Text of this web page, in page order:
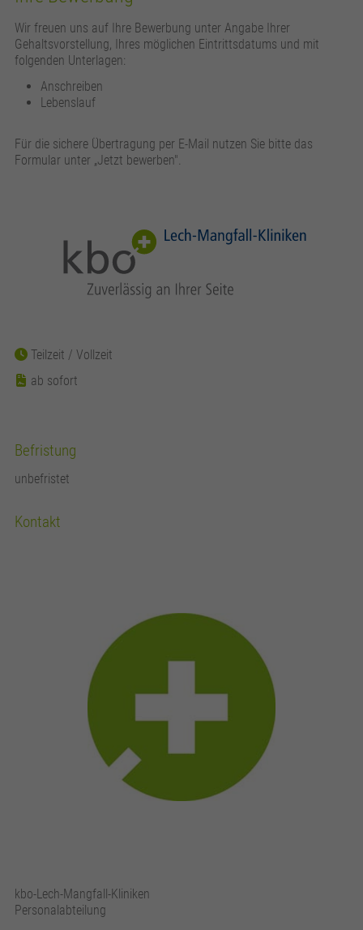
Wir freuen uns auf Ihre Bewerbung unter Angabe Ihrer
Gehaltsvorstellung, Ihres möglichen Eintrittsdatums und mit
folgenden Unterlagen:
Anschreiben
Lebenslauf
Für die sichere Übertragung per E-Mail nutzen Sie bitte das
Formular unter „Jetzt bewerben".
Teilzeit
Vollzeit
ab sofort
Befristung
unbefristet
Kontakt
kbo-Lech-Mangfall-Kliniken
Personalabteilung